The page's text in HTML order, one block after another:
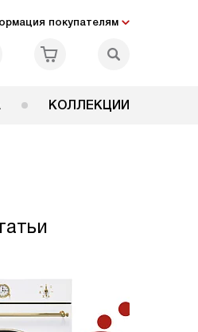
покупателям
КОЛЛЕКЦИИ